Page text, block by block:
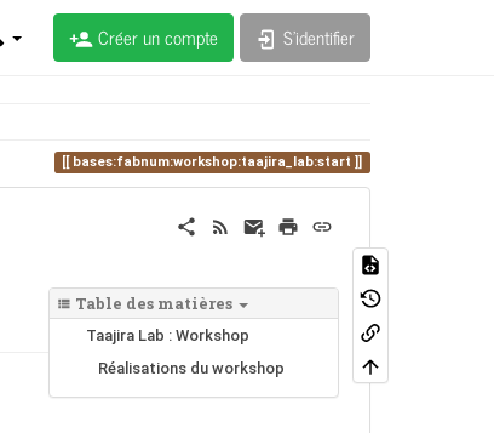
Créer un compte S'identifier
bases:fabnum:workshop:taajira_lab:start
Table des matières
Taajira Lab : Workshop
Réalisations du workshop